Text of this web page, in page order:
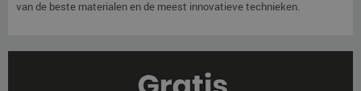
van de beste materialen en de meest innovatieve technieken.